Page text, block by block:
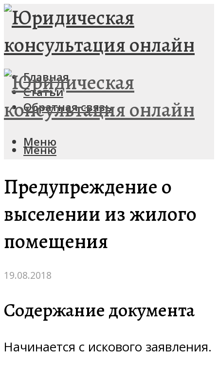
Главная
Статьи
Обратная связь
Меню
Меню
Предупреждение о
выселении из жилого
помещения
19.08.2018
Содержание документа
Начинается с искового заявления.